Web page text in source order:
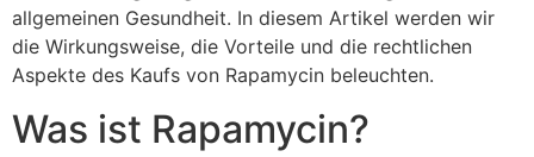
allgemeinen Gesundheit. In diesem Artikel werden wir
die Wirkungsweise, die Vorteile und die rechtlichen
Aspekte des Kaufs von Rapamycin beleuchten.
Was ist Rapamycin?